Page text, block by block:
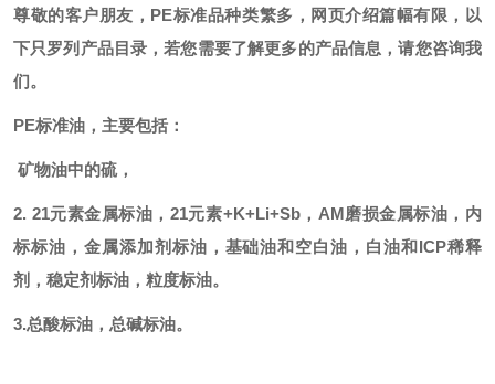
尊敬的客户朋友， PE标准品种类繁多，网页介绍篇幅有限，以
下只罗列产品目录，若您需要了解更多的产品信息，请您咨询我
们。
PE标准油，主要包括：
矿物油中的硫，
2. 21元素金属标油，21元素+K+Li+Sb，AM磨损金属标油，内
标标油，金属添加剂标油，基础油和空白油，白油和ICP稀释
剂，稳定剂标油，粒度标油。
3.总酸标油，总碱标油。